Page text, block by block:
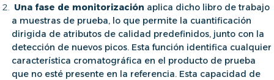
Una fase de monitorización aplica dicho libro de trabajo
a muestras de prueba, lo que permite la cuantificación
dirigida de atributos de calidad predefinidos, junto con la
detección de nuevos picos. Esta función identifica cualquier
característica cromatográfica en el producto de prueba
que no esté presente en la referencia. Esta capacidad de